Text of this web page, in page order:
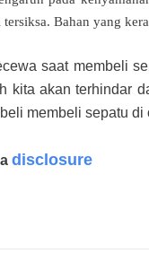
Bahan yang
saat membeli
kita akan terhindar
membeli sepatu
disclosure